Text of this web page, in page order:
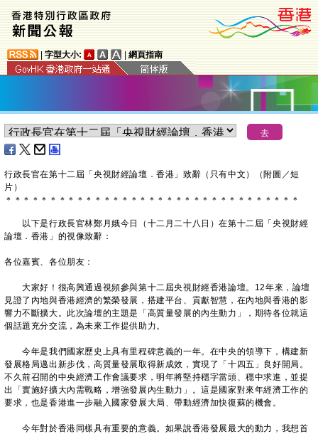
字型大小: 網頁指南
行政長官在第十二屆「央視財經論壇．香港」致辭（只有中文）（附圖／短
片）
＊ ＊ ＊ ＊ ＊ ＊ ＊ ＊ ＊ ＊ ＊ ＊ ＊ ＊ ＊ ＊ ＊ ＊ ＊ ＊ ＊ ＊ ＊ ＊ ＊ ＊ ＊ ＊ ＊ ＊ ＊ ＊ ＊
以下是行政長官林鄭月娥今日（十二月二十八日）在第十二屆「央視財經
論壇．香港」的視像致辭：
各位嘉賓、各位朋友：
大家好！很高興通過視頻參與第十二屆央視財經香港論壇。12年來，論壇
見證了內地與香港經濟的繁榮發展，搭建平台、貢獻智慧，在內地與香港的影
響力不斷擴大。此次論壇的主題是「高質量發展的內生動力」，期待各位就這
個話題充分交流，為未來工作提供助力。
今年是我們國家歷史上具有里程碑意義的一年。在中央的領導下，構建新
發展格局邁出新步伐，高質量發展取得新成效，實現了「十四五」良好開局。
不久前召開的中央經濟工作會議要求，明年將堅持穩字當頭、穩中求進，並提
出「實施好擴大內需戰略，增強發展內生動力」。這是國家對來年經濟工作的
要求，也是香港進一步融入國家發展大局、帶動經濟加快復蘇的機會。
今年對於香港同樣具有重要的意義。如果說香港發展最大的動力，我想首